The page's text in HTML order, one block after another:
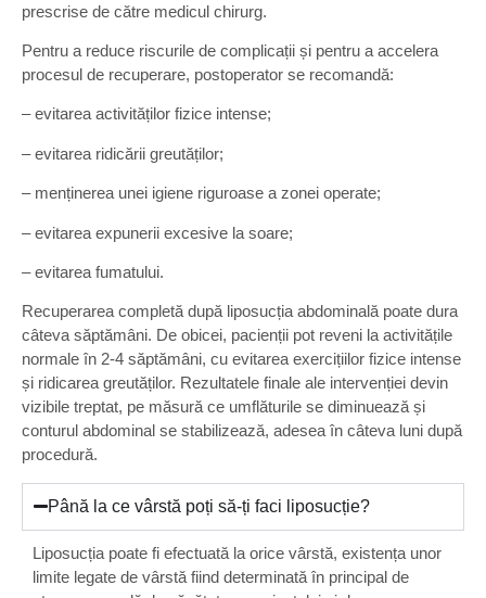
prescrise de către medicul chirurg.
Pentru a reduce riscurile de complicații și pentru a accelera
procesul de recuperare, postoperator se recomandă:
– evitarea activităților fizice intense;
– evitarea ridicării greutăților;
– menținerea unei igiene riguroase a zonei operate;
– evitarea expunerii excesive la soare;
– evitarea fumatului.
Recuperarea completă după liposucția abdominală poate dura
câteva săptămâni. De obicei, pacienții pot reveni la activitățile
normale în 2-4 săptămâni, cu evitarea exercițiilor fizice intense
și ridicarea greutăților. Rezultatele finale ale intervenției devin
vizibile treptat, pe măsură ce umflăturile se diminuează și
conturul abdominal se stabilizează, adesea în câteva luni după
procedură.
Până la ce vârstă poți să-ți faci liposucție?
Liposucția poate fi efectuată la orice vârstă, existența unor
limite legate de vârstă fiind determinată în principal de